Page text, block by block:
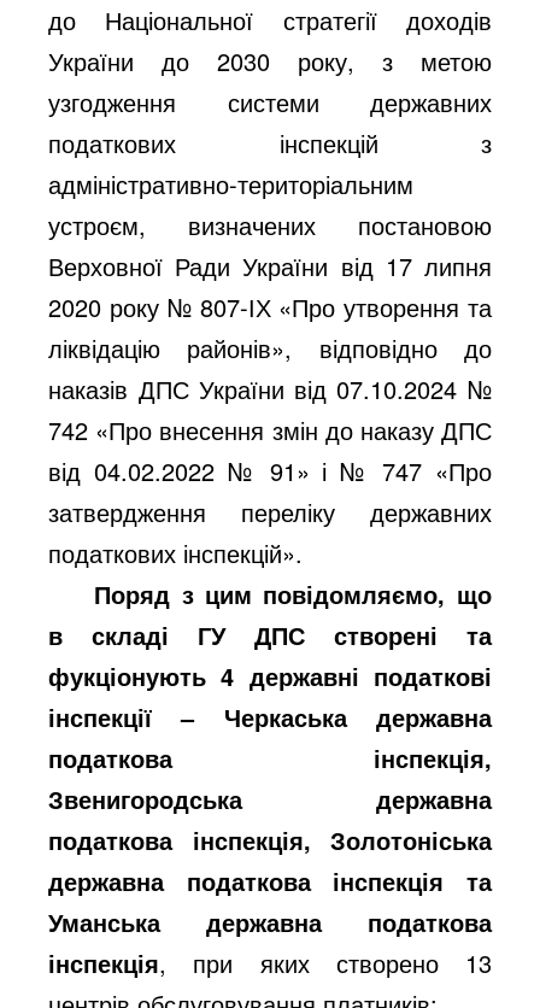
до Національної стратегії доходів
України до 2030 року, з метою
узгодження системи державних
податкових інспекцій з
адміністративно-територіальним
устроєм, визначених постановою
Верховної Ради України від 17 липня
2020 року № 807-ІХ «Про утворення та
ліквідацію районів», відповідно до
наказів ДПС України від 07.10.2024 №
742 «Про внесення змін до наказу ДПС
від 04.02.2022 № 91» і № 747 «Про
затвердження переліку державних
податкових інспекцій».
Поряд з цим повідомляємо, що
в складі ГУ ДПС створені та
фукціонують 4 державні податкові
інспекції – Черкаська державна
податкова інспекція,
Звенигородська державна
податкова інспекція, Золотоніська
державна податкова інспекція та
Уманська державна податкова
інспекція, при яких створено 13